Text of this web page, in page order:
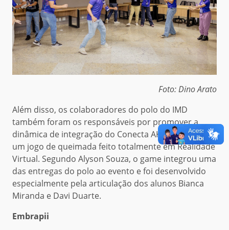
Foto: Dino Arato
Além disso, os colaboradores do polo do IMD
também foram os responsáveis por promover a
dinâmica de integração do Conecta AKCIT 2026, com
um jogo de queimada feito totalmente em Realidade
Virtual. Segundo Alyson Souza, o game integrou uma
das entregas do polo ao evento e foi desenvolvido
especialmente pela articulação dos alunos Bianca
Miranda e Davi Duarte.
Embrapii